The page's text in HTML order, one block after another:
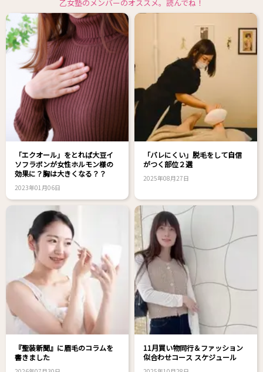
乙女塾のメンバーのオススメ。読んでね！
「エクオール」をとれば大豆イ
ソフラボンが女性ホルモン様の
効果に？胸は大きくなる？？
2023年01月06日
「バレにくい」脱毛をして自信
がつく部位２選
2025年08月27日
『聖装新聞』に眉毛のコラムを
書きました
11月買い物同行＆ファッション
似合わせコース スケジュール